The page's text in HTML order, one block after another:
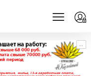
...
...